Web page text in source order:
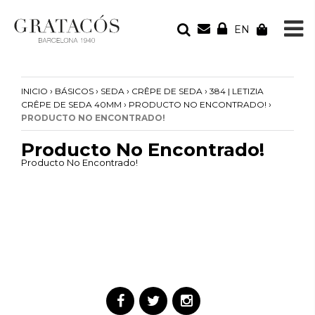
EN
Tu bolsa está vacía
INICIO › BÁSICOS › SEDA › CRÊPE DE SEDA › 384 | LETIZIA
CRÊPE DE SEDA 40MM › PRODUCTO NO ENCONTRADO! ›
PRODUCTO NO ENCONTRADO!
Producto No Encontrado!
Producto No Encontrado!